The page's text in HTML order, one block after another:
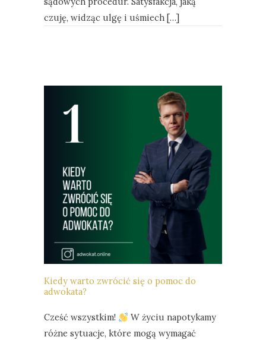
czuję, widząc ulgę i uśmiech […]
Kiedy warto zwrócić się o pomoc do
adwokata?
Cześć wszystkim!
W życiu napotykamy
różne sytuacje, które mogą wymagać